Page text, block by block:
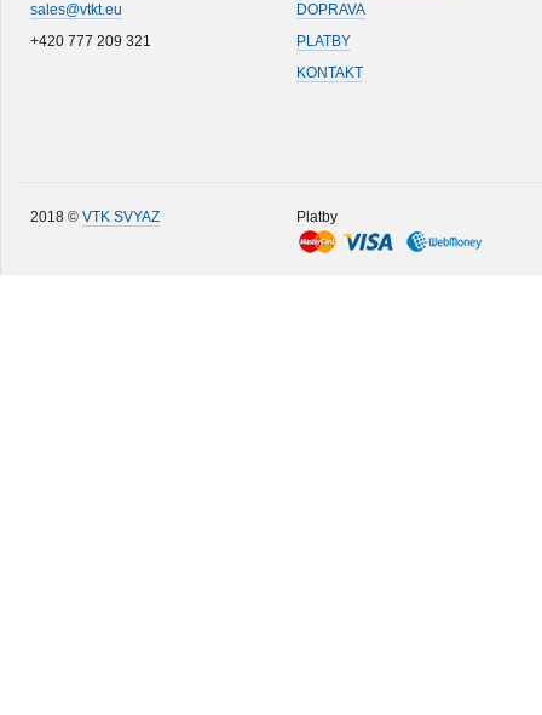
sales@vtkt.eu
+420 777 209 321
DOPRAVA
PLATBY
KONTAKT
2018 © VTK SVYAZ Platby